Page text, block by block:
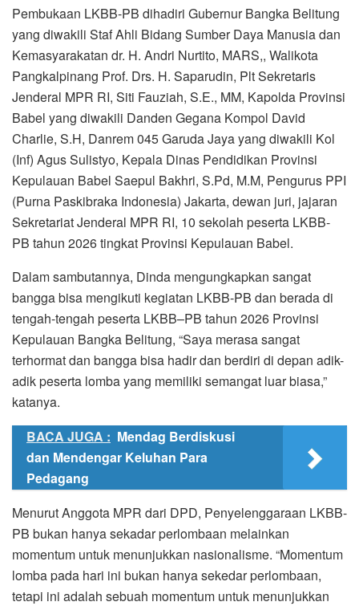
Pembukaan LKBB-PB dihadiri Gubernur Bangka Belitung
yang diwakili Staf Ahli Bidang Sumber Daya Manusia dan
Kemasyarakatan dr. H. Andri Nurtito, MARS,, Walikota
Pangkalpinang Prof. Drs. H. Saparudin, Plt Sekretaris
Jenderal MPR RI, Siti Fauziah, S.E., MM, Kapolda Provinsi
Babel yang diwakili Danden Gegana Kompol David
Charlie, S.H, Danrem 045 Garuda Jaya yang diwakili Kol
(Inf) Agus Sulistyo, Kepala Dinas Pendidikan Provinsi
Kepulauan Babel Saepul Bakhri, S.Pd, M.M, Pengurus PPI
(Purna Paskibraka Indonesia) Jakarta, dewan juri, jajaran
Sekretariat Jenderal MPR RI, 10 sekolah peserta LKBB-
PB tahun 2026 tingkat Provinsi Kepulauan Babel.
Dalam sambutannya, Dinda mengungkapkan sangat
bangga bisa mengikuti kegiatan LKBB-PB dan berada di
tengah-tengah peserta LKBB–PB tahun 2026 Provinsi
Kepulauan Bangka Belitung, “Saya merasa sangat
terhormat dan bangga bisa hadir dan berdiri di depan adik-
adik peserta lomba yang memiliki semangat luar biasa,”
katanya.
BACA JUGA : Mendag Berdiskusi
dan Mendengar Keluhan Para
Pedagang
Menurut Anggota MPR dari DPD, Penyelenggaraan LKBB-
PB bukan hanya sekadar perlombaan melainkan
momentum untuk menunjukkan nasionalisme. “Momentum
lomba pada hari ini bukan hanya sekedar perlombaan,
tetapi ini adalah sebuah momentum untuk menunjukkan